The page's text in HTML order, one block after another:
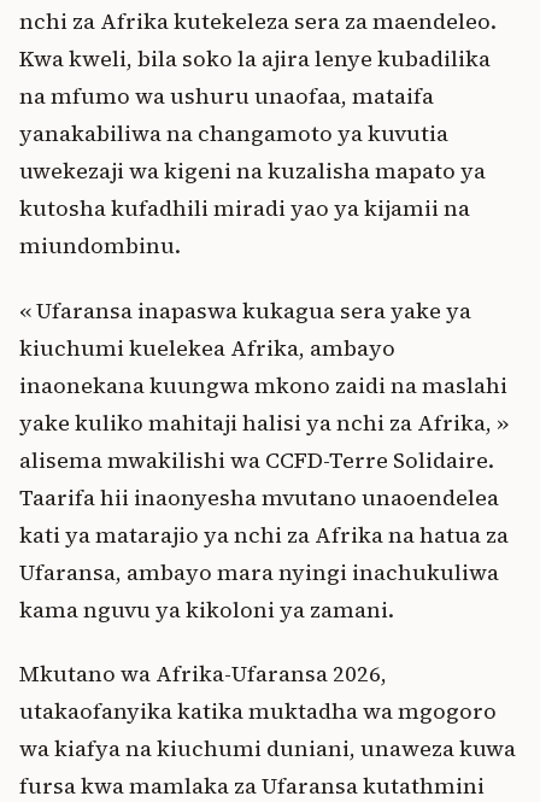
nchi za Afrika kutekeleza sera za maendeleo.
Kwa kweli, bila soko la ajira lenye kubadilika
na mfumo wa ushuru unaofaa, mataifa
yanakabiliwa na changamoto ya kuvutia
uwekezaji wa kigeni na kuzalisha mapato ya
kutosha kufadhili miradi yao ya kijamii na
miundombinu.
« Ufaransa inapaswa kukagua sera yake ya
kiuchumi kuelekea Afrika, ambayo
inaonekana kuungwa mkono zaidi na maslahi
yake kuliko mahitaji halisi ya nchi za Afrika, »
alisema mwakilishi wa CCFD-Terre Solidaire.
Taarifa hii inaonyesha mvutano unaoendelea
kati ya matarajio ya nchi za Afrika na hatua za
Ufaransa, ambayo mara nyingi inachukuliwa
kama nguvu ya kikoloni ya zamani.
Mkutano wa Afrika-Ufaransa 2026,
utakaofanyika katika muktadha wa mgogoro
wa kiafya na kiuchumi duniani, unaweza kuwa
fursa kwa mamlaka za Ufaransa kutathmini